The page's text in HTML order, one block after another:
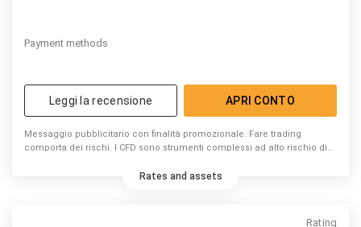
Payment methods
Leggi la recensione APRI CONTO
Messaggio pubblicitario con finalità promozionale. Fare trading
comporta dei rischi. I CFD sono strumenti complessi ad alto rischio di
perdono denaro a causa delle negoziazioni in CFD con questo
Rates and assets
Rating